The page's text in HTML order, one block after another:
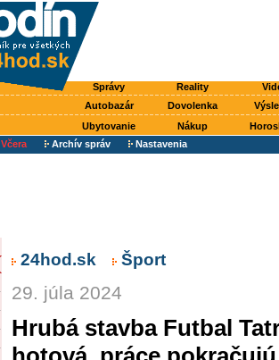
Správy Reality
Autobazár Dovolenka
Ubytovanie Nákup
Včera Archív správ Nastavenia
24hod.sk Šport
29. júla 2024
Hrubá stavba Futbal